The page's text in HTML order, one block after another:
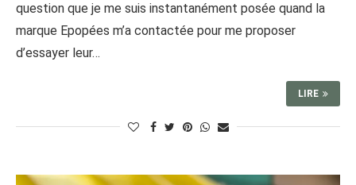
question que je me suis instantanément posée quand la
marque Epopées m’a contactée pour me proposer
d’essayer leur…
LIRE